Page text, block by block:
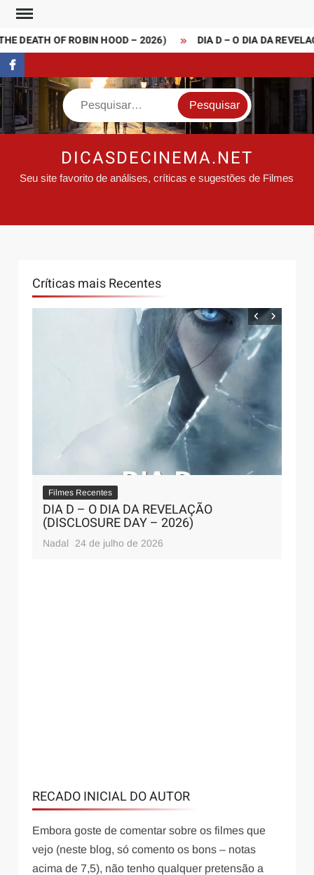
Skip
contentOF ROBIN HOOD – 2026) DIA D – O DIA DA REVELAÇÃO
FaceBook
Search
DICASDECINEMA.NET
Seu site favorito de análises, críticas e sugestões de Filmes
Críticas mais Recentes
RECADO INICIAL DO AUTOR
Embora goste de comentar sobre os filmes que
vejo (neste blog, só comento os bons – notas
acima de 7,5), não tenho qualquer pretensão a